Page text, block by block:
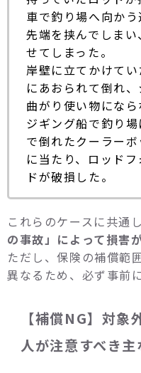
車で釣り場へ向か
先端を挟んでしま
せてしまった。
岸壁に立てかけて
にあおられて倒れ
曲がり使い物になら
ジギング船で釣り
で倒れたクーラー
に当たり、ロッド
ドが破損した。
これらのケースに共通
の事故」によって損害
ただし、保険の補償範
異なるため、必ず事前
【補償NG】対象
人が注意すべき